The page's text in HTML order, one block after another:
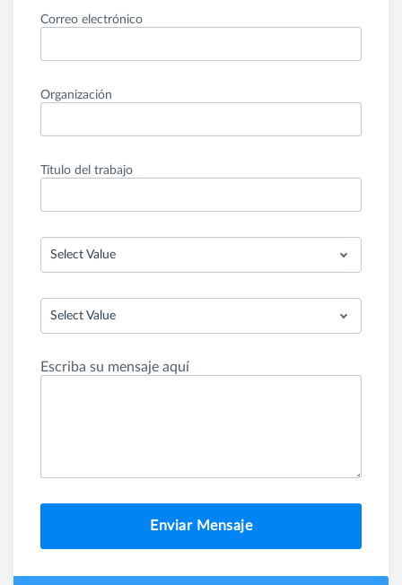
Correo electrónico
Organización
Título del trabajo
Select Value
Select Value
Escriba su mensaje aquí
Enviar Mensaje